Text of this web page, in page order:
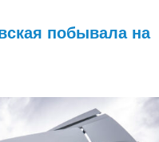
побывала на